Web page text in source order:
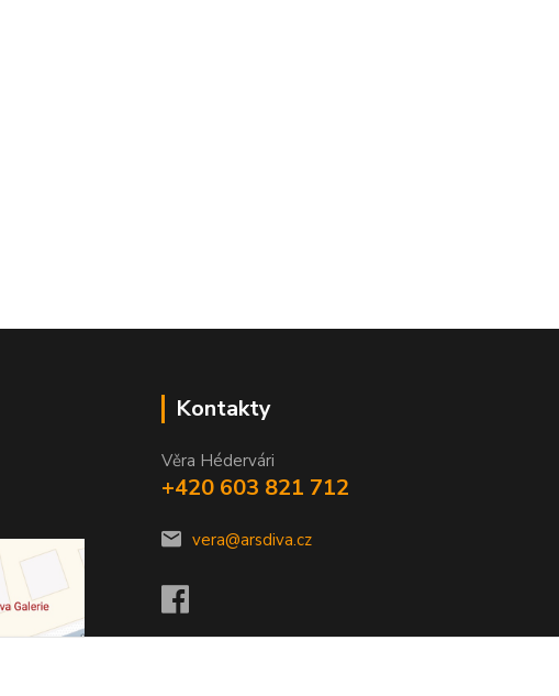
Kontakty
Věra Hédervári
+420 603 821 712
vera@arsdiva.cz